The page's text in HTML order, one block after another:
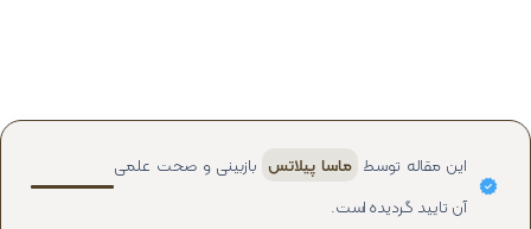
این مقاله توسط ماسا پیلاتس بازبینی و صحت علمی
آن تایید گردیده است.